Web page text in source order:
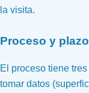
la visita.
Proceso y
El proceso tiene
tomar datos